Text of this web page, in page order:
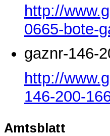
http://
0665-bote-
gaznr-146-
http://
146-200-
Amtsblatt